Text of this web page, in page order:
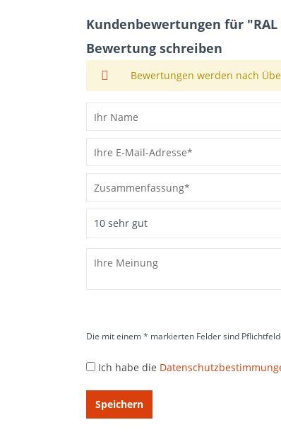
Kundenbewertungen für "RAL
Bewertung schreiben
Bewertungen werden nach
Die mit einem * markierten Felder sind
Ich habe die
Speichern